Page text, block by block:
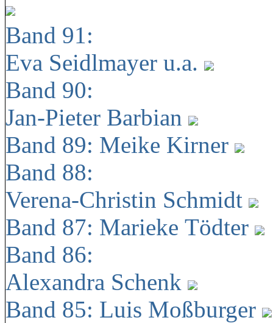
Band 91:
Eva Seidlmayer u.a.
Band 90:
Jan-Pieter Barbian
Band 89: Meike Kirner
Band 88:
Verena-Christin Schmidt
Band 87: Marieke Tödter
Band 86:
Alexandra Schenk
Band 85: Luis Moßburger